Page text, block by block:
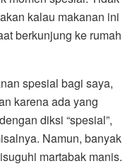
kalau makanan ini
berkunjung ke rumah
spesial bagi saya,
karena ada yang
diksi “spesial”,
Namun, banyak
martabak manis.